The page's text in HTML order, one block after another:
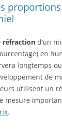
réfraction d’un
en
longtemps
de
utilisent un
mesure
.